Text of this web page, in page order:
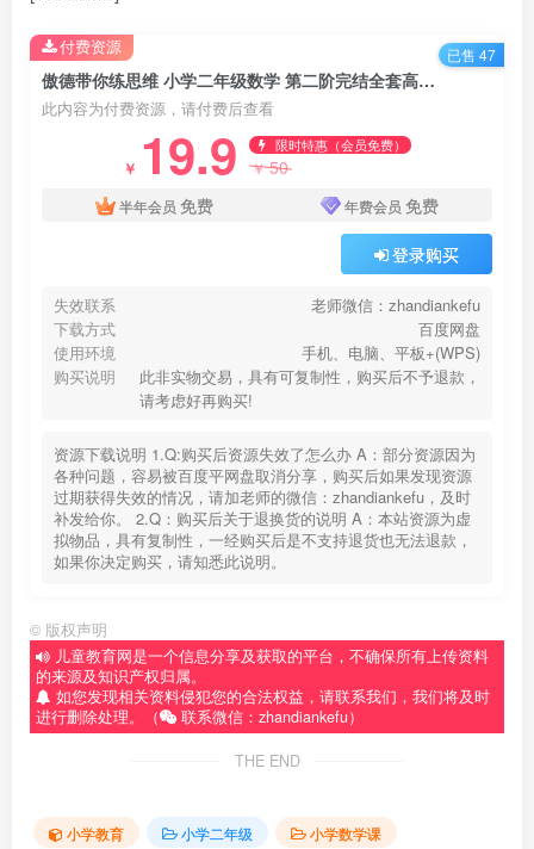
傲德带你练思维 小学二年级数学 第二阶完结全套高清视频课程 百度网盘下载
此内容为付费资源，请付费后查看
￥ 19.9 限时特惠（会员免费）
￥50
半年会员 免费 年费会员 免费
登录购买
失效联系
老师微信：zhandiankefu
下载方式
百度网盘
使用环境
手机、电脑、平板+(WPS)
购买说明
此非实物交易，具有可复制性，购买后不予退款，
请考虑好再购买!
资源下载说明 1.Q:购买后资源失效了怎么办 A：部分资源因为
各种问题，容易被百度平网盘取消分享，购买后如果发现资源
过期获得失效的情况，请加老师的微信：zhandiankefu，及时
补发给你。 2.Q：购买后关于退换货的说明 A：本站资源为虚
拟物品，具有复制性，一经购买后是不支持退货也无法退款，
如果你决定购买，请知悉此说明。
付费资源 已售 47
© 版权声明
儿童教育网是一个信息分享及获取的平台，不确保所有上传资料
的来源及知识产权归属。
如您发现相关资料侵犯您的合法权益，请联系我们，我们将及时
进行删除处理。（
联系微信：zhandiankefu）
THE END
小学教育 小学二年级
小学数学课